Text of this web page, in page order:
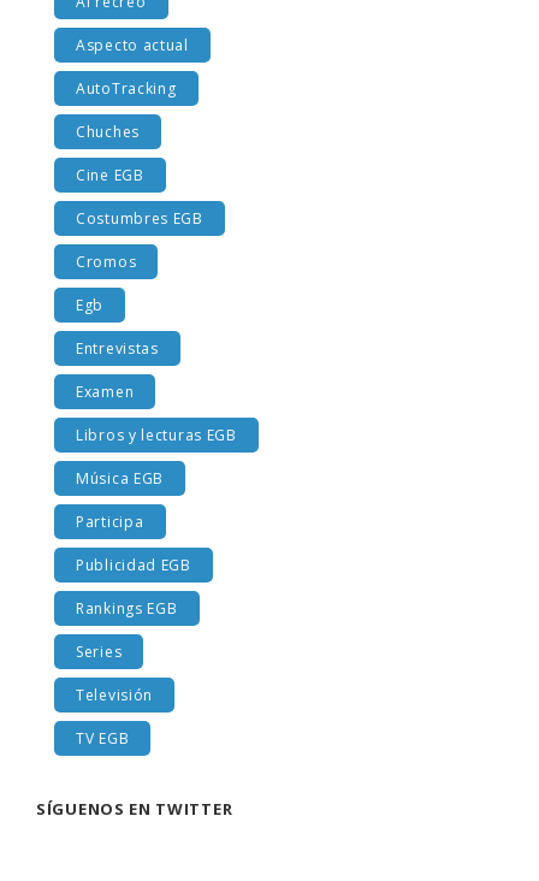
Al recreo
Aspecto actual
AutoTracking
Chuches
Cine EGB
Costumbres EGB
Cromos
Egb
Entrevistas
Examen
Libros y lecturas EGB
Música EGB
Participa
Publicidad EGB
Rankings EGB
Series
Televisión
TV EGB
SÍGUENOS EN TWITTER